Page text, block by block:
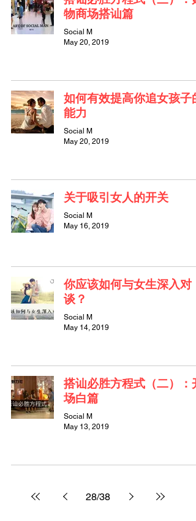
物商场搭讪篇
Social M
May 20, 2019
如何有效提高你追女孩子的
能力
Social M
May 20, 2019
关于吸引女人的开关
Social M
May 16, 2019
你应该如何与女生深入对
谈？
Social M
May 14, 2019
搭讪必胜方程式（二）：开
场白篇
Social M
May 13, 2019
28/38